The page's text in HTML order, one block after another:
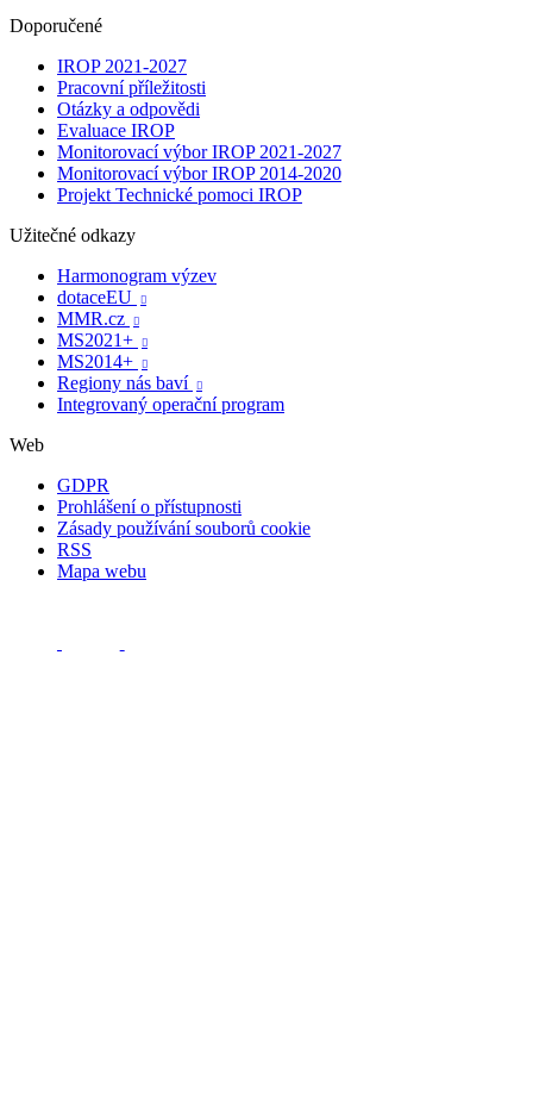
Doporučené
IROP 2021-2027
Pracovní příležitosti
Otázky a odpovědi
Evaluace IROP
Monitorovací výbor IROP 2021-2027
Monitorovací výbor IROP 2014-2020
Projekt Technické pomoci IROP
Užitečné odkazy
Harmonogram výzev
dotaceEU

MMR.cz 
MS2021+ 
MS2014+ 
Regiony nás baví 
Integrovaný operační program
Web
GDPR
Prohlášení o přístupnosti
Zásady používání souborů cookie
RSS
Mapa webu